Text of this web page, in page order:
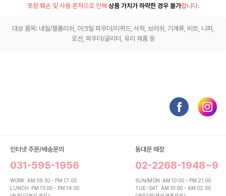
포장 훼손 및 사용 흔적으로 인해 상품 가치가 하락한 경우 불가합니다.
대상 품목: 네일/젤폴리쉬, 아크릴 파우더/리퀴드, 서적, 브러쉬, 기계류, 비트, 니퍼,
로션, 파우더/글리터, 유리 제품 등
인터넷 주문/배송문의
031-595-1956
WORK AM 09:30 ~ PM 17:00
LUNCH PM 13:00 ~ PM 14:00
동대문 매장
02-2268-1948~9
SUN/MON AM 10:00 ~ PM 21:00
TUE~SAT AM 10:00 ~ AM 02:00